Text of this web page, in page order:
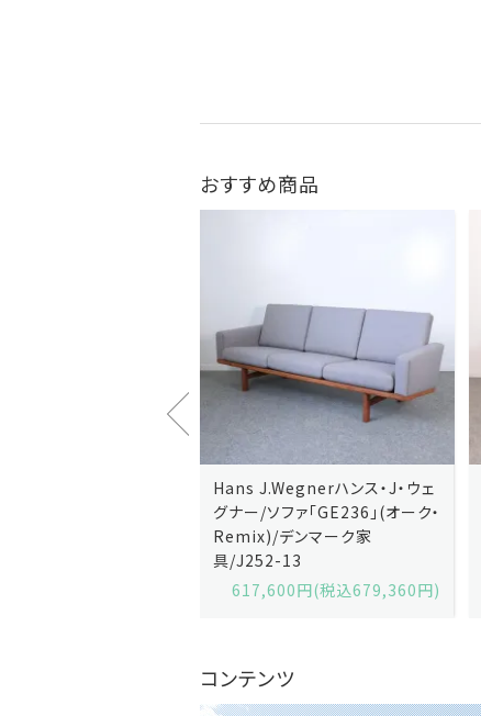
おすすめ商品
Hans J.Wegnerハンス・J・ウェ
グナー/ソファ「GE235」(オーク/
ハリンダル・RE)/デンマーク家
具/J258-2
629,200円(税込692,120円)
コンテンツ